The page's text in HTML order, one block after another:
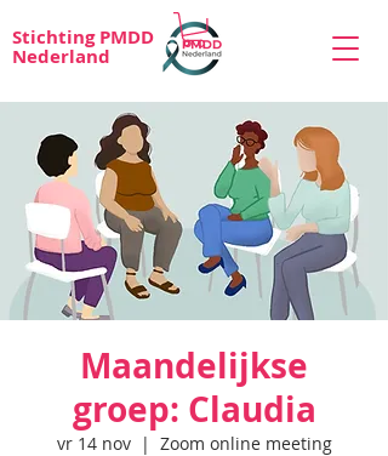
Stichting PMDD
Nederland
Maandelijkse
groep: Claudia
vr 14 nov
  |
Zoom online meeting